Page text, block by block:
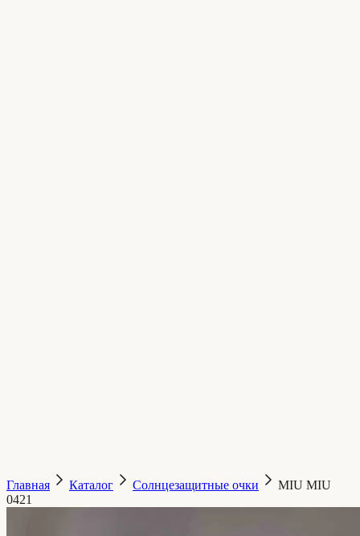
Главная Каталог Солнцезащитные очки
MIU MIU
0421